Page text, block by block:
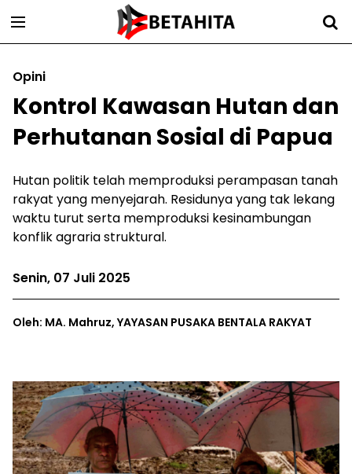
Opini
Kontrol Kawasan Hutan dan
Perhutanan Sosial di Papua
Hutan politik telah memproduksi perampasan tanah
rakyat yang menyejarah. Residunya yang tak lekang
waktu turut serta memproduksi kesinambungan
konflik agraria struktural.
Senin, 07 Juli 2025
Oleh: MA. Mahruz, YAYASAN PUSAKA BENTALA RAKYAT